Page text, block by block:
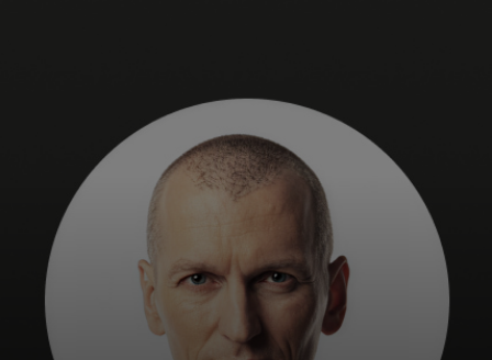
Pre svet
Pre inovátorov
Novinky a trendy